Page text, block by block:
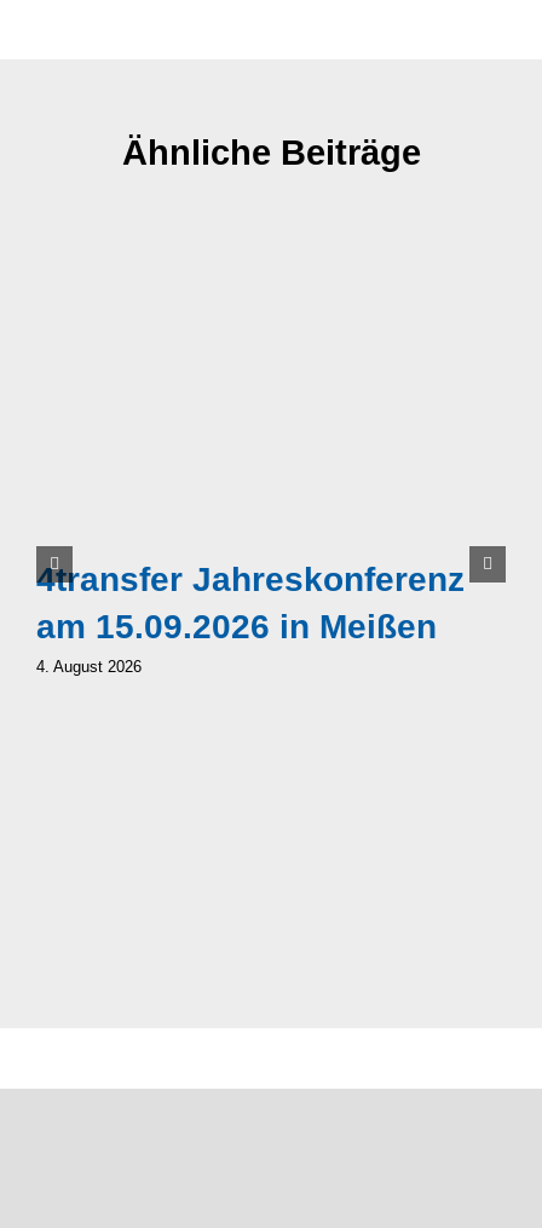
Ähnliche Beiträge
4transfer Jahreskonferenz
am 15.09.2026 in Meißen
4. August 2026